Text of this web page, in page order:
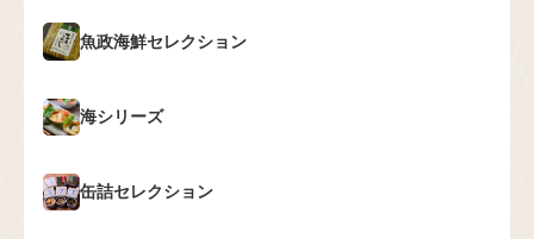
魚政海鮮セレクション
海シリーズ
缶詰セレクション